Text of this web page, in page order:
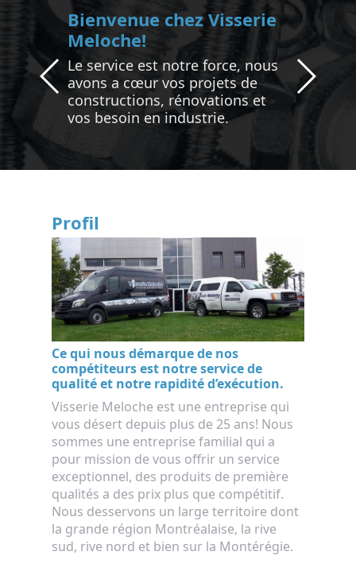
Bienvenue chez Visserie
Meloche!
Le service est notre force, nous
avons a cœur vos projets de
constructions, rénovations et
vos besoin en industrie.
Profil
Ce qui nous démarque de nos
compétiteurs est notre service de
qualité et notre rapidité d’exécution.
Visserie Meloche est une entreprise qui
vous désert depuis plus de 25 ans! Nous
sommes une entreprise familial qui a
pour mission de vous offrir un service
exceptionnel, des produits de première
qualités a des prix plus que compétitif.
Nous desservons un large territoire dont
la grande région Montréalaise, la rive
sud, rive nord et bien sur la Montérégie.